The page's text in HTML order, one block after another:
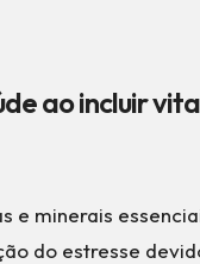
ao incluir
e minerais
do estresse